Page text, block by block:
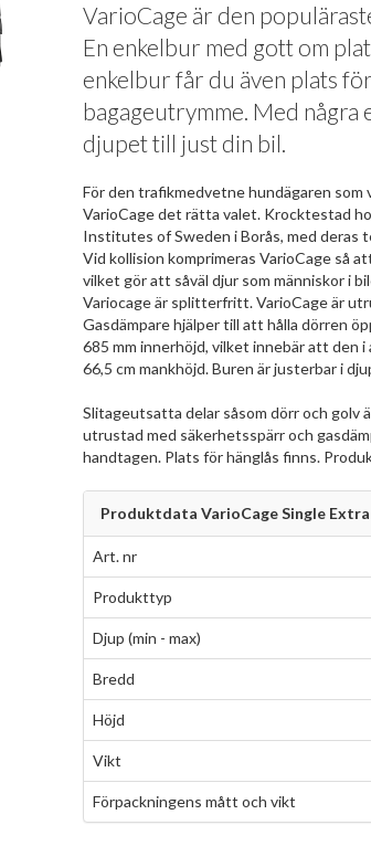
VarioCage är den
En enkelbur med gott om
enkelbur får du även plats
bagageutrymme. Med några
djupet till just din bil.
För den trafikmedvetne hundägaren
VarioCage det rätta valet. Krocktestad
Institutes of Sweden i Borås, med deras
Vid kollision komprimeras VarioCage så
vilket gör att såväl djur som människor i
Variocage är splitterfritt. VarioCage är
Gasdämpare hjälper till att hålla dörren
685 mm innerhöjd, vilket innebär att den
66,5 cm mankhöjd. Buren är justerbar i
Slitageutsatta delar såsom dörr och golv
utrustad med säkerhetsspärr och
handtagen. Plats för hänglås finns.
Produktdata VarioCage Single Extra
Art. nr
Produkttyp
Djup (min - max)
Bredd
Höjd
Vikt
Förpackningens mått och vikt